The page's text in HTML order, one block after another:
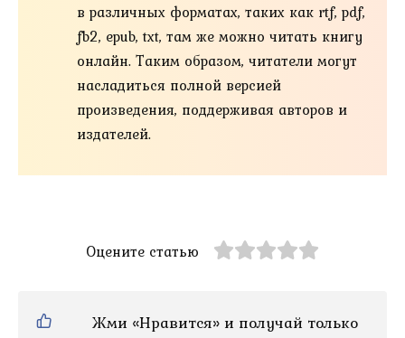
в различных форматах, таких как rtf, pdf,
fb2, epub, txt, там же можно читать книгу
онлайн. Таким образом, читатели могут
насладиться полной версией
произведения, поддерживая авторов и
издателей.
Оцените статью
Жми «Нравится» и получай только